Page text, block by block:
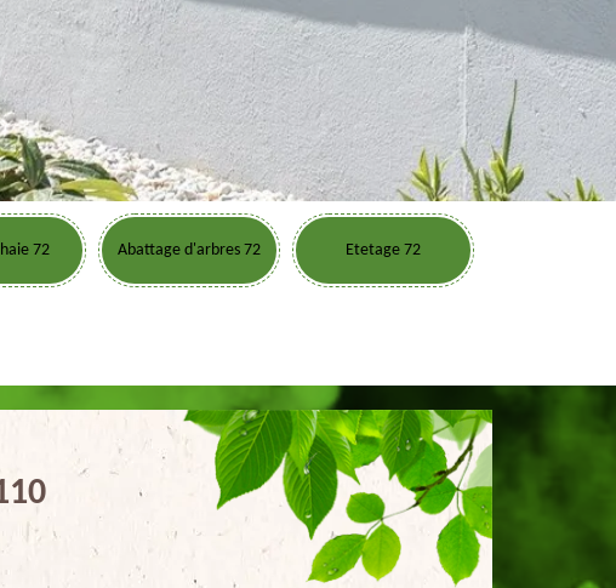
72 Abattage d'arbres 72 Etetage 72